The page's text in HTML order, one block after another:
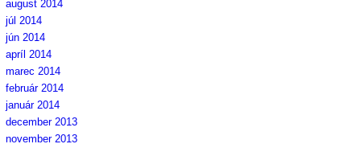
august 2014
júl 2014
jún 2014
apríl 2014
marec 2014
február 2014
január 2014
december 2013
november 2013